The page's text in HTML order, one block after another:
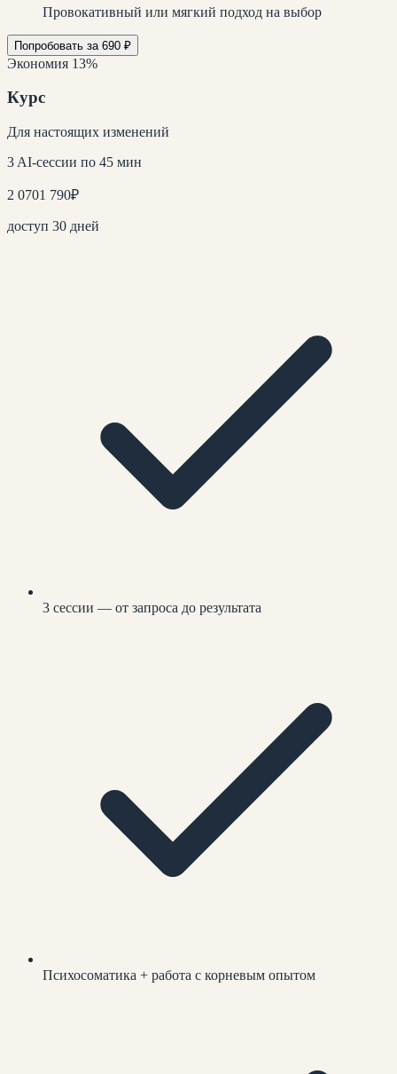
Провокативный или мягкий подход на выбор
Попробовать за 690 ₽
Экономия 13%
Курс
Для настоящих изменений
3 AI-сессии по 45 мин
2 0701 790₽
доступ 30 дней
3 сессии — от запроса до результата
Психосоматика + работа с корневым опытом